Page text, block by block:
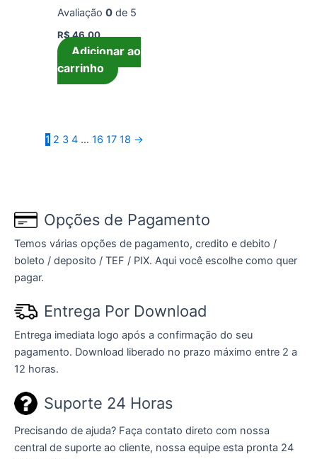
Avaliação0 de 5
R$46,00
Adicionar ao
carrinho
1 2 3 4 … 16 17 18 →
Opções de Pagamento
Temos várias opções de pagamento, credito e debito /
boleto / deposito / TEF / PIX. Aqui você escolhe como quer
pagar.
Entrega Por Download
Entrega imediata logo após a confirmação do seu
pagamento. Download liberado no prazo máximo entre 2 a
12 horas.
Suporte 24 Horas
Precisando de ajuda? Faça contato direto com nossa
central de suporte ao cliente, nossa equipe esta pronta 24